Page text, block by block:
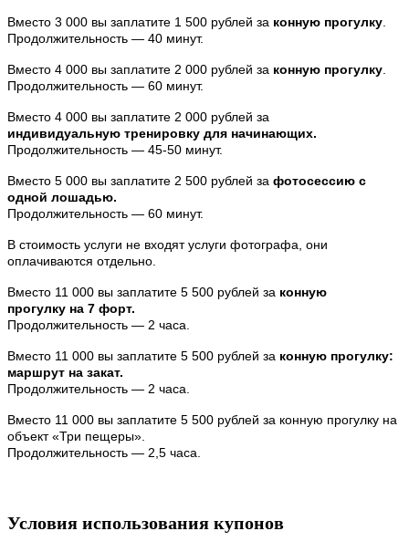
Вместо 3 000 вы заплатите 1 500 рублей за конную прогулку
Продолжительность — 40 минут.
Вместо 4 000 вы заплатите 2 000 рублей за конную прогулку
Продолжительность — 60 минут.
Вместо 4 000 вы заплатите 2 000 рублей за
индивидуальную тренировку для начинающих.
Продолжительность — 45-50 минут.
Вместо 5 000 вы заплатите 2 500 рублей за фотосессию с
одной лошадью.
Продолжительность — 60 минут.
В стоимость услуги не входят услуги фотографа, они
оплачиваются отдельно.
Вместо 11 000 вы заплатите 5 500 рублей за конную
прогулку на 7 форт.
Продолжительность — 2 часа.
Вместо 11 000 вы заплатите 5 500 рублей за конную прогулку:
маршрут на закат.
Продолжительность — 2 часа.
Вместо 11 000 вы заплатите 5 500 рублей за конную прогулку на
объект «Три пещеры».
Продолжительность — 2,5 часа.
Условия использования купонов